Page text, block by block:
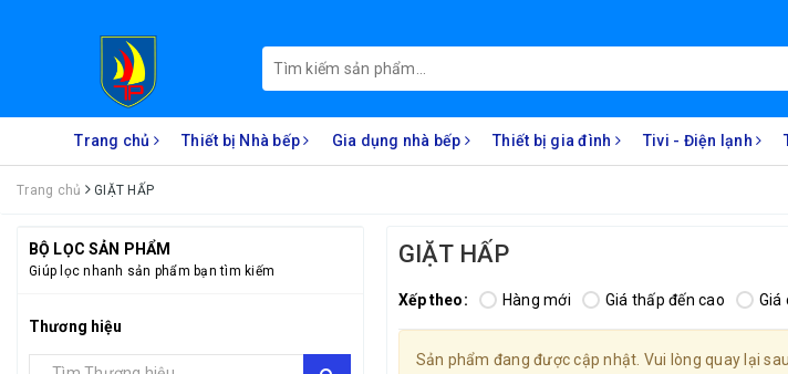
Trang chủ Thiết bị Nhà bếp Gia dụng nhà bếp Thiết bị gia đình Tivi - Điện lạnh
Trang chủ GIẶT HẤP
BỘ LỌC SẢN PHẨM
Giúp lọc nhanh sản phẩm bạn tìm kiếm
Thương hiệu
GIẶT HẤP
Xếp theo: Hàng mới Giá thấp đến cao Giá
Sản phẩm đang được cập nhật. Vui lòng quay lại sau.